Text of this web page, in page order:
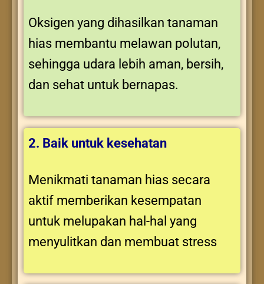
Oksigen yang dihasilkan tanaman
hias membantu melawan polutan,
sehingga udara lebih aman, bersih,
dan sehat untuk bernapas.
2. Baik untuk kesehatan
Menikmati tanaman hias secara
aktif memberikan kesempatan
untuk melupakan hal-hal yang
menyulitkan dan membuat stress